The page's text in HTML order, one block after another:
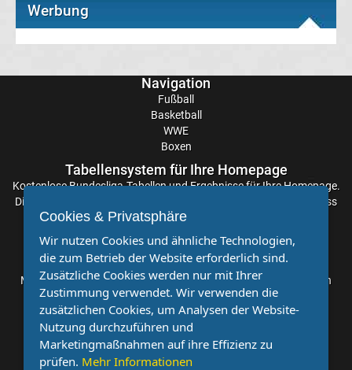
Braunschweig
Transfergerüchte
Energie
Cottbus
Transfergerüchte
FC
Augsburg
Werbung
Navigation
Fußball
Basketball
WWE
Boxen
Tabellensystem für Ihre Homepage
KostenloseBundesliga-Tabellenund Ergebnisse für Ihre Homepage.
Die Aktualisierung der Ergebnisse erfolgt alle paar Minuten, sodass
Sie stets auf dem Laufenden sind. Einfache und schnelle
Partnervereine
Möchten Sie, dass auch Ihr Verein mehr Beachtung findet? Dann
sind Sie bei uns genau richtig. Wir suchen Ihren Verein für eine
kostenlose Kooperation. Veröffentlichen Sie Ihre Spielberichte,
Sportnachrichten und Aufrufe bei uns!
Cookies & Privatsphäre
Wir nutzen Cookies und ähnliche Technologien,
die zum Betrieb der Website erforderlich sind.
Zusätzliche Cookies werden nur mit Ihrer
Zustimmung verwendet. Wir verwenden die
zusätzlichen Cookies, um Analysen der Website-
Nutzung durchzuführen und
Marketingmaßnahmen auf ihre Effizienz zu
prüfen. Mehr Informationen